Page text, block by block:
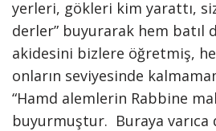
yerleri, gökleri kim yarattı,
derler” buyurarak hem batıl
akidesini bizlere öğretmiş,
onların seviyesinde
“Hamd alemlerin Rabbine
buyurmuştur. Buraya varıca